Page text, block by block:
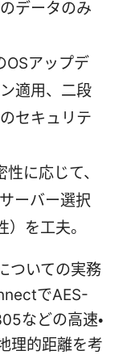
データのみ
OSアップデ
適用、二段
セキュリテ
に応じて、
ーバー選択
）を工夫。
ついての実務
でAES-
などの高速・
理的距離を考